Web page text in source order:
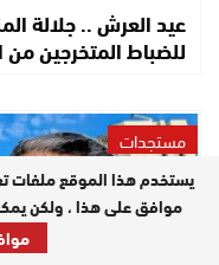
عيد العرش .. جلالة
للضباط المتخرجين
مستجدات
يستخدم هذا الموقع ملفات
موافق على هذا ، ولكن